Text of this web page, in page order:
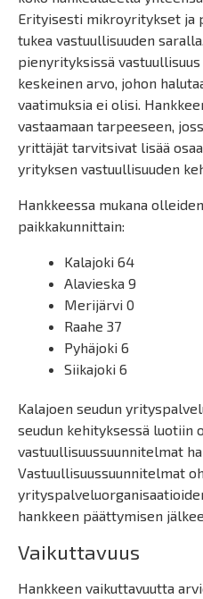
Erityisesti mikroyritykset ja
tukea vastuullisuuden
pienyrityksissä
keskeinen arvo, johon
vaatimuksia ei olisi.
vastaamaan tarpeeseen,
yrittäjät tarvitsivat lisää
yrityksen vastuullisuuden
Hankkeessa mukana
paikkakunnittain:
Kalajoki 64
Alavieska 9
Merijärvi 0
Raahe 37
Pyhäjoki 6
Siikajoki 6
Kalajoen seudun
seudun kehityksessä luotiin
vastuullisuussuunnitelmat
Vastuullisuussuunnitelmat
hankkeen päättymisen
Vaikuttavuus
Hankkeen vaikuttavuutta